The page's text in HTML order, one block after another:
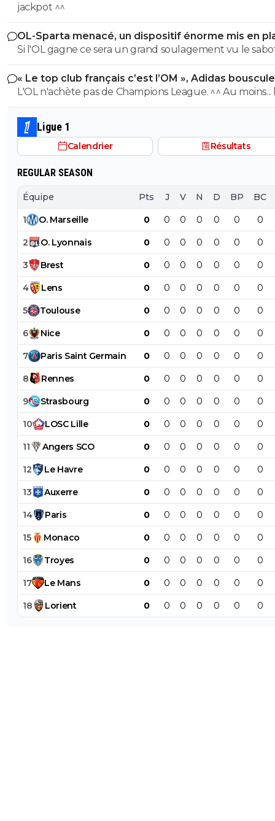
PSG
jackpot ^^
OL-Sparta menacé, un dispositif énorme mis en
Si l'OL gagne ce sera un grand soulagement vu le
incroyable du farfelu sans froc Fonseca au match allé.
perd ce sera aussi une grande victoire et une énorme
délivrance avec un possible licenciement de ce clown.
« Le top club français c’est l’OM », Adidas
PSG
L'OL n'achète pas de Champions League. ^^ Au moins... l'OM a
un point commun avec le PSG. Mdr Adidas ne se trompe pas
avec l'OL qui est une valeur sûre... contrairement à
Ligue 1
Calendrier Résultats
REGULAR SEASON
Équipe Pts J V N D BP BC
1 O. Marseille 0 0 0 0 0 0 0
2 O. Lyonnais 0 0 0 0 0 0 0
3 Brest 0 0 0 0 0 0 0
4 Lens 0 0 0 0 0 0 0
5 Toulouse 0 0 0 0 0 0 0
6 Nice 0 0 0 0 0 0 0
7 Paris Saint Germain 0 0 0 0 0 0 0
8 Rennes 0 0 0 0 0 0 0
9 Strasbourg 0 0 0 0 0 0 0
10 LOSC Lille 0 0 0 0 0 0 0
11 Angers SCO 0 0 0 0 0 0 0
12 Le Havre 0 0 0 0 0 0 0
13 Auxerre 0 0 0 0 0 0 0
14 Paris 0 0 0 0 0 0 0
15 Monaco 0 0 0 0 0 0 0
16 Troyes 0 0 0 0 0 0 0
17 Le Mans 0 0 0 0 0 0 0
18 Lorient 0 0 0 0 0 0 0